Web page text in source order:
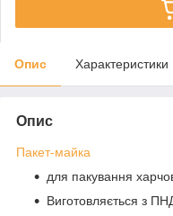
Опис Характеристики
Опис
Пакет-майка
для пакування
Виготовляється з